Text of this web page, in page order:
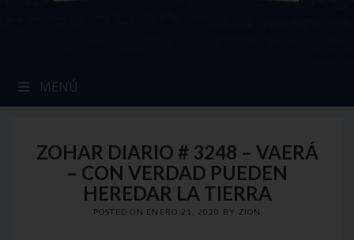
MENÚ
ZOHAR DIARIO # 3248 – VAERÁ
– CON VERDAD PUEDEN
HEREDAR LA TIERRA
POSTED ON ENERO 21, 2020 BY ZION